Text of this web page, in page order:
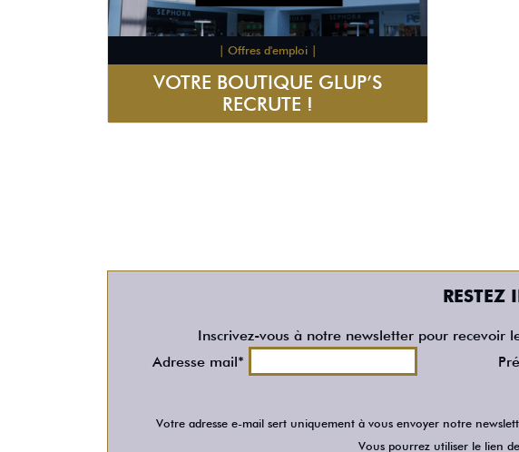
| Offres d'emploi |
VOTRE BOUTIQUE GLUP’S
RECRUTE !
RESTEZ
Inscrivez-vous à notre newsletter pour recevoir
Adresse mail*
Votre adresse e-mail sert uniquement à vous envoyer notre
Vous pourrez utiliser le lien